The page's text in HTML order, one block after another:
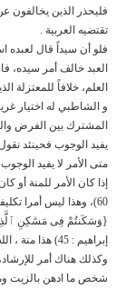
فليحذر الذين يخالفون
تقتضيه العربية .
فلو أن سيداً قال لعبده
العبد خالف أمر سيده،
العلم، خلافاً للمعتزلة
و الشاطبي له اختيار
المشترك بين الفرض
يفيد الوجوب فحينئد
متى الأمر لا يفيد
إذا كان الأمر للمنة أو
60)، وهذا ليس أمرا تكليفيا هذا أمر إرشادي، هذا منة الله يمتن علينا كلوا واشربوا .
{وَسَكَنتُمْ فِى مَسَٰكِنِ
إبراهيم : 45) هذا منة ، الله يمتن علينا .
وكذلك هناك أمر
شخص ما ادهن بالزيت